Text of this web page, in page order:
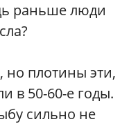
раньше люди
но плотины эти,
в 50-60-е годы.
сильно не